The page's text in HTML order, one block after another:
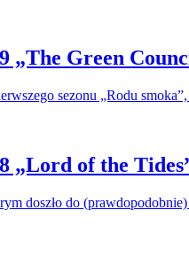
„The Green
sezonu „Rodu
„Lord of the
doszło do